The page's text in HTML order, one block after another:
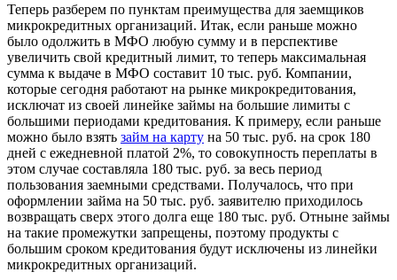
Теперь разберем по пунктам преимущества для заемщиков
микрокредитных организаций. Итак, если раньше можно
было одолжить в МФО любую сумму и в перспективе
увеличить свой кредитный лимит, то теперь максимальная
сумма к выдаче в МФО составит 10 тыс. руб. Компании,
которые сегодня работают на рынке микрокредитования,
исключат из своей линейке займы на большие лимиты с
большими периодами кредитования. К примеру, если раньше
можно было взять займ на карту на 50 тыс. руб. на срок 180
дней с ежедневной платой 2%, то совокупность переплаты в
этом случае составляла 180 тыс. руб. за весь период
пользования заемными средствами. Получалось, что при
оформлении займа на 50 тыс. руб. заявителю приходилось
возвращать сверх этого долга еще 180 тыс. руб. Отныне займы
на такие промежутки запрещены, поэтому продукты с
большим сроком кредитования будут исключены из линейки
микрокредитных организаций.